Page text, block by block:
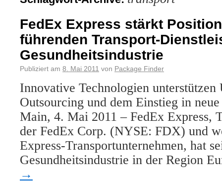
FedEx Express stärkt
führenden Transport-
Gesundheitsindustrie
Publiziert am 8. Mai 2011 von Package Finder
Innovative Technologien unterstützen
Outsourcing und dem Einstieg in
Main, 4. Mai 2011 – FedEx Express,
der FedEx Corp. (NYSE: FDX) und
Express-Transportunternehmen, hat
Gesundheitsindustrie in der Region
→